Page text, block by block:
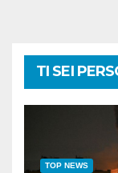
TI SEI
TOP NEWS